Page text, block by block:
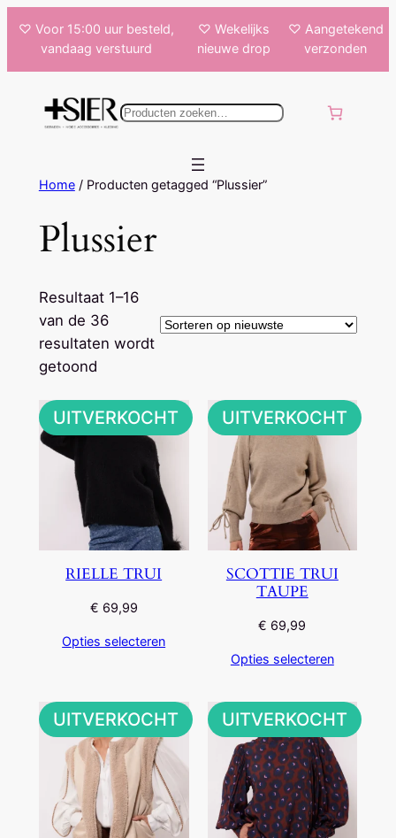
♡ Voor 15:00 uur besteld,
vandaag verstuurd
♡ Wekelijks
nieuwe drop
♡ Aangetekend
verzonden
k
Home/ Producten getagged “Plussier”
Plussier
Resultaat 1–16
van de 36
resultaten wordt
getoondGesorteerd
nieuwste
UITVERKOCHT
RIELLE TRUI
€ 69,99
Opties selecteren
UITVERKOCHT
SCOTTIE TRUI
TAUPE
€ 69,99
Opties selecteren
UITVERKOCHT UITVERKOCHT